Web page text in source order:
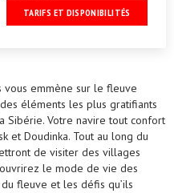
TARIFS ET DISPONIBILITÉS
emmène sur le fleuve
éléments les plus gratifiants
Sibérie. Votre navire tout confort
et Doudinka. Tout au long du
de visiter des villages
le mode de vie des
fleuve et les défis qu’ils